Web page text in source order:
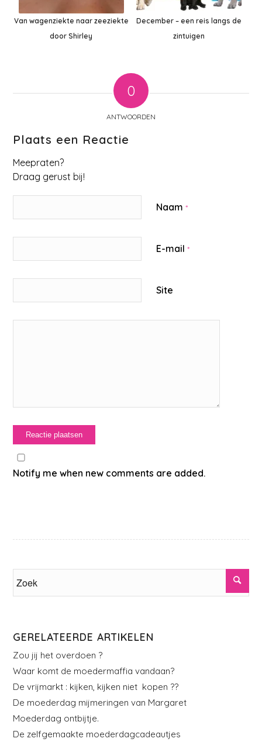
Van wagenziekte naar zeeziekte
door Shirley
December – een reis langs de
zintuigen
0
ANTWOORDEN
Plaats een Reactie
Meepraten?
Draag gerust bij!
Naam*
E-mail*
Site
Notify me when new comments are added.
GERELATEERDE ARTIKELEN
Zou jij het overdoen ?
Waar komt de moedermaffia vandaan?
De vrijmarkt : kijken, kijken niet kopen ??
De moederdag mijmeringen van Margaret
Moederdag ontbijtje.
De zelfgemaakte moederdagcadeautjes